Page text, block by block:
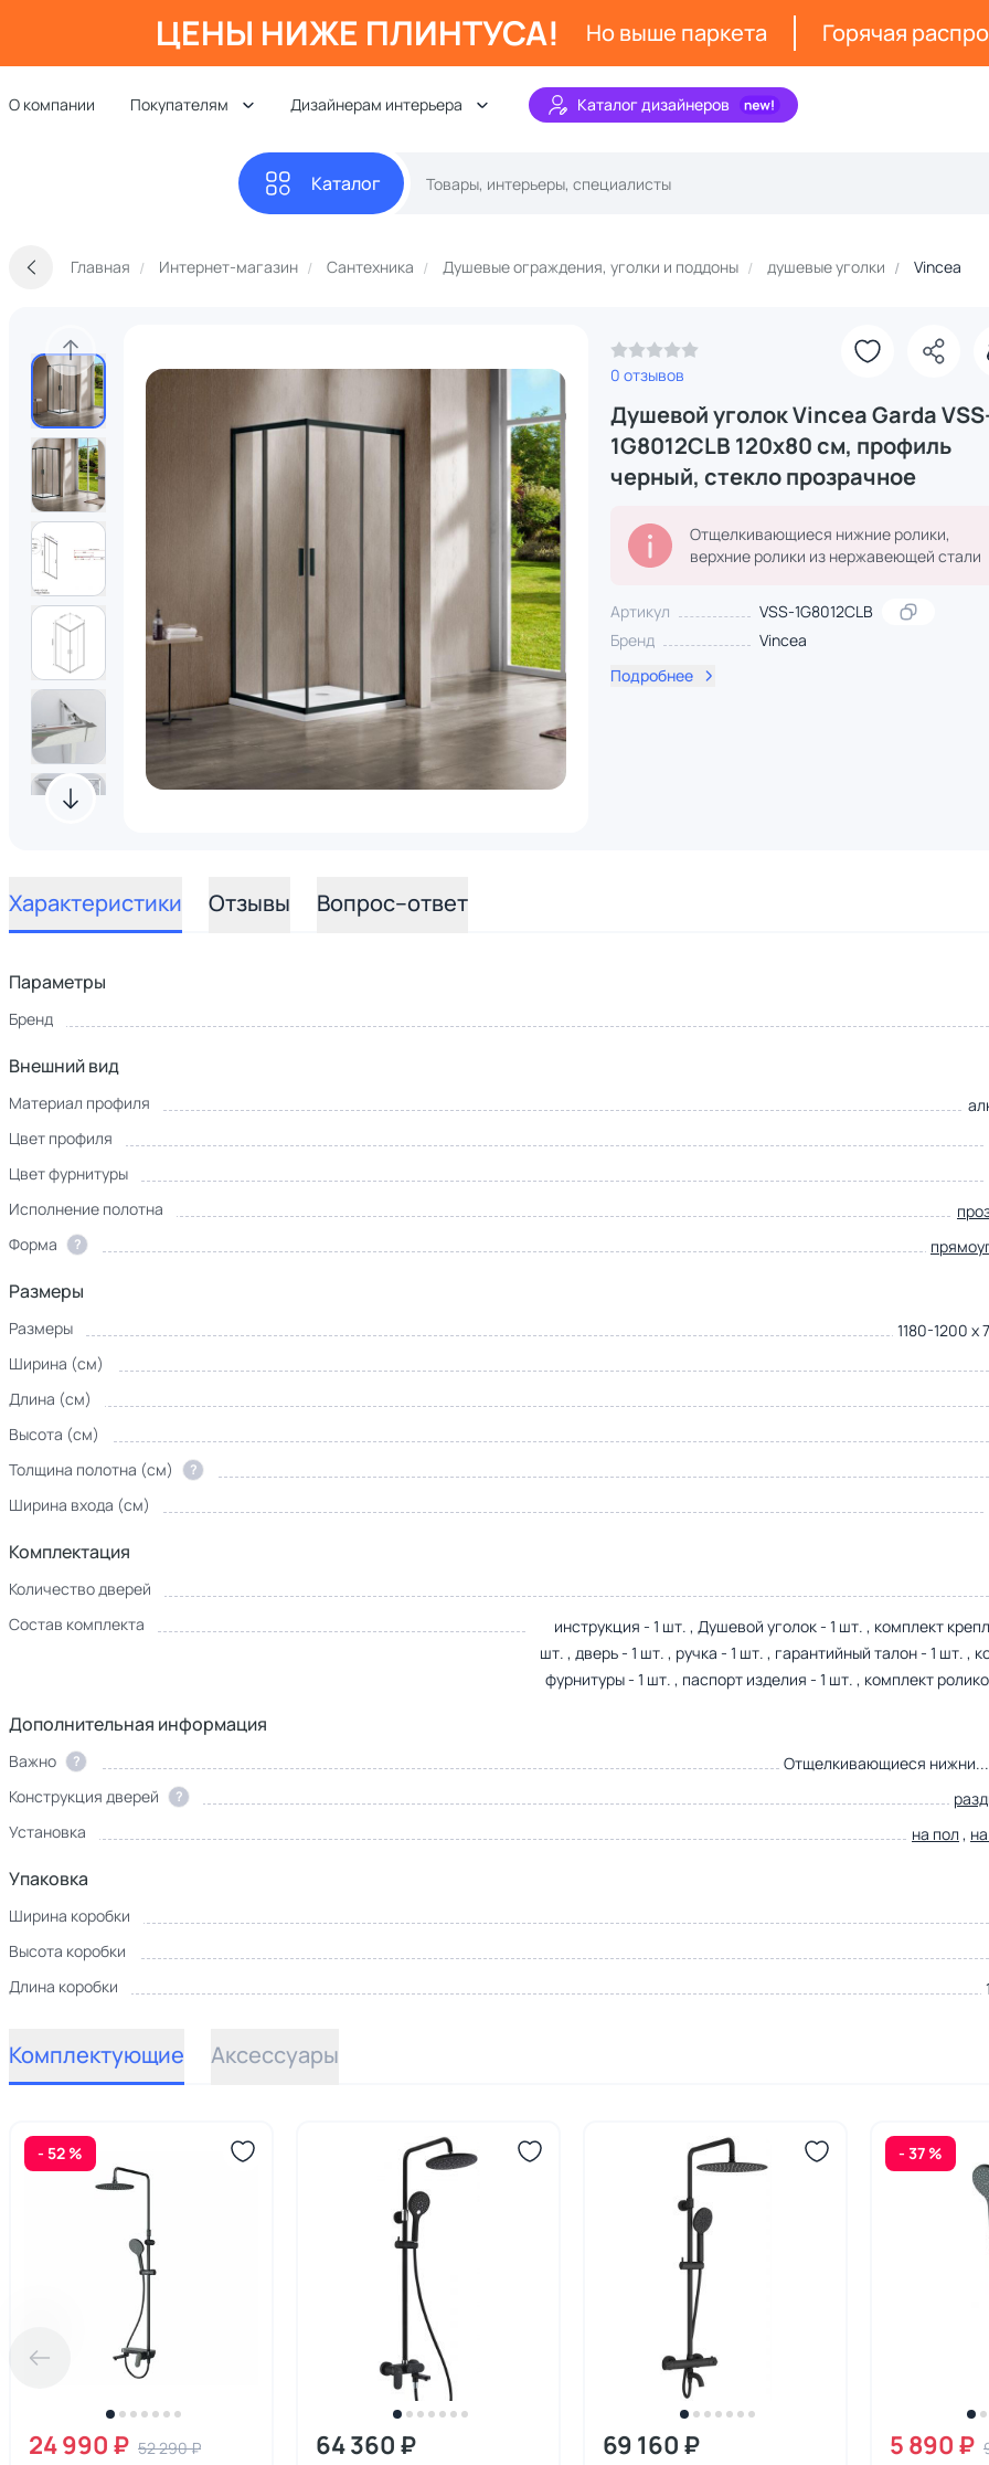
ЦЕНЫ НИЖЕ ПЛИНТУСА! Но выше паркета Горячая
О компании Покупателям Дизайнерам интерьера Каталог дизайнеров
Каталог
Главная Интернет-магазин Сантехника Душевые ограждения, уголки и поддоны душевые уголки Vincea
0 отзывов
Душевой уголок Vincea Garda
1G8012CLB 120х80 см, профиль
черный, стекло прозрачное
Отщелкивающиеся нижние ролики,
верхние ролики из нержавеющей стали
Артикул
VSS-1G8012CLB
Бренд
Vincea
Подробнее
Характеристики Отзывы Вопрос–ответ
Параметры
Бренд
Внешний вид
Материал профиля
Цвет профиля
Цвет фурнитуры
Исполнение полотна
Форма
?
Размеры
Размеры
1180-1200 x
Ширина (см)
Длина (см)
Высота (см)
Толщина полотна (см)
?
Ширина входа (см)
Комплектация
Количество дверей
Состав комплекта
инструкция - 1 шт. , Душевой уголок - 1 шт. , комплект
шт. , дверь - 1 шт. , ручка - 1 шт. , гарантийный талон - 1 шт. ,
фурнитуры - 1 шт. , паспорт изделия - 1 шт. , комплект
Дополнительная информация
Важно ? Отщелкивающиеся нижни...
Конструкция дверей ?
Установка
на пол ,
Упаковка
Ширина коробки
Высота коробки
Длина коробки
Комплектующие Аксессуары
- 52 %
24 990 ₽ 52 290 ₽
64 360 ₽ 69 160 ₽
- 37 %
5 890 ₽